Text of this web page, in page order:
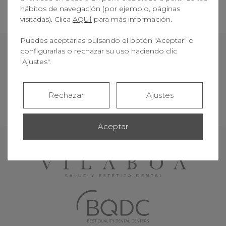
Dentisty , investigación en regeneración ósea
hábitos de navegación (por ejemplo, páginas
visitadas). Clica AQUÍpara más información.
Puedes aceptarlas pulsando el botón "Aceptar" o
configurarlas o rechazar su uso haciendo clic
"Ajustes".
Aceptar
Rechazar Ajustes